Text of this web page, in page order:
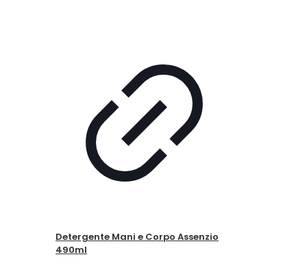
Detergente Mani e Corpo Assenzio
490ml